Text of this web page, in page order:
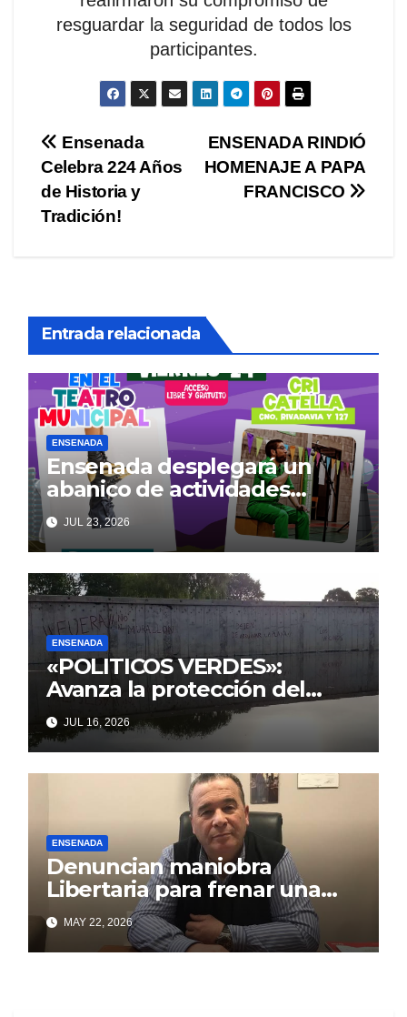
resguardar la seguridad de todos los
participantes.
Navegación
de
entradas
ENSENADA RINDIÓ
HOMENAJE A PAPA
FRANCISCO
Ensenada
Celebra 224 Años
de Historia y
Tradición!
Entrada relacionada
ENSENADA
Ensenada desplegará un
abanico de actividades
culturales y recreativas
gratuitas para disfrutar en
familia este fin de semana
JUL 23, 2026
ENSENADA
«POLITICOS VERDES»:
Avanza la protección del
Paseo Costero de Punta Lara
frente a intentos de parálisis
con trasfondo político
JUL 16, 2026
ENSENADA
Denuncian maniobra
Libertaria para frenar una
obra que beneficia a los
puntalarenses
MAY 22, 2026